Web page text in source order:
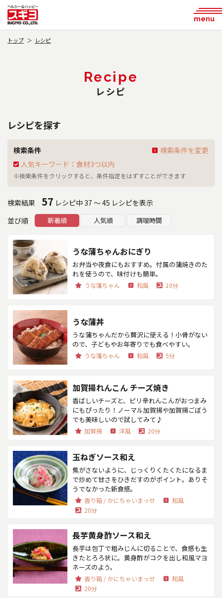
menu
トップ レシピ
Recipe
レシピ
レシピを探す
検索条件
人気キーワード：食材3つ以内
※検索条件をクリックすると、条件指定をはずすことができます
検索条件を変更
検索結果 57 レシピ中 37 ～ 45 レシピを表示
並び順
新着順 人気順 調理時間
うな蒲ちゃんおにぎり
お弁当や夜食にもおすすめ。付属の蒲焼きのた
れを使うので、味付けも簡単。
うな蒲ちゃん 和風 10分
うな蒲丼
うな蒲ちゃんだから贅沢に使える！小骨がない
ので、子どもやお年寄りでも食べやすい。
うな蒲ちゃん 和風 5分
加賀揚れんこん チーズ焼き
香ばしいチーズと、ピリ辛れんこんがおつまみ
にもぴったり！ノーマル加賀揚や加賀揚ごぼう
でも美味しいので試してみて♪
加賀揚 洋風 20分
玉ねぎソース和え
焦がさないように、じっくりくたくたになるま
で炒めて甘さをひきだすのがポイント。ありそ
うでなかった新食感。
香り箱 / かにちゃいまっせ
和風
20分
長芋黄身酢ソース和え
長芋は包丁で粗みじんに切ることで、食感も生
きたとろろ状に。黄身酢がコクを出し和風マヨ
ネーズのよう。
香り箱 / かにちゃいまっせ
和風
20分